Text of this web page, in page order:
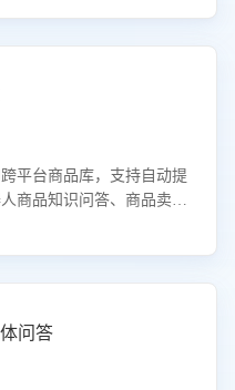
平台商品库，支持自动提
商品知识问答、商品卖点
问答